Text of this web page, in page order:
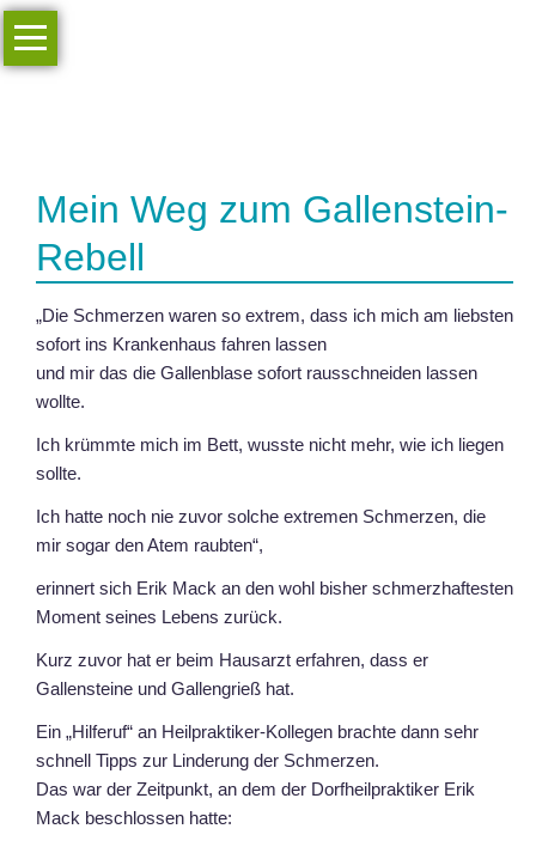
Navigation
überspringen
Start
Mitgliederbereich...
Mein Weg zum Gallenstein-
Rebell
„Die Schmerzen waren so extrem, dass ich mich am liebsten
sofort ins Krankenhaus fahren lassen
und mir das die Gallenblase sofort rausschneiden lassen
wollte.
Ich krümmte mich im Bett, wusste nicht mehr, wie ich liegen
sollte.
Ich hatte noch nie zuvor solche extremen Schmerzen, die
mir sogar den Atem raubten“,
erinnert sich Erik Mack an den wohl bisher schmerzhaftesten
Moment seines Lebens zurück.
Kurz zuvor hat er beim Hausarzt erfahren, dass er
Gallensteine und Gallengrieß hat.
Ein „Hilferuf“ an Heilpraktiker-Kollegen brachte dann sehr
schnell Tipps zur Linderung der Schmerzen.
Das war der Zeitpunkt, an dem der Dorfheilpraktiker Erik
Mack beschlossen hatte: